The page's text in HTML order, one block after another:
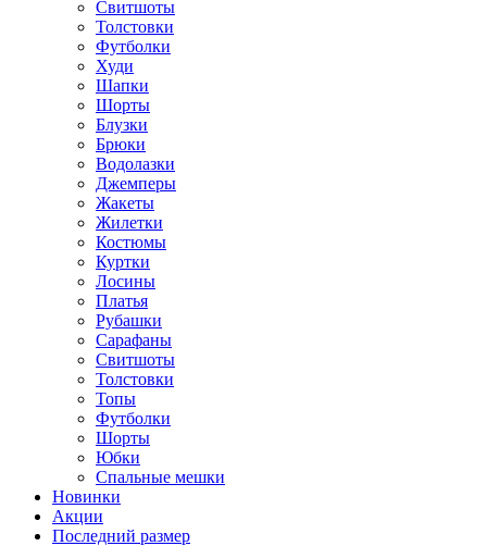
Свитшоты
Толстовки
Футболки
Худи
Шапки
Шорты
Блузки
Брюки
Водолазки
Джемперы
Жакеты
Жилетки
Костюмы
Куртки
Лосины
Платья
Рубашки
Сарафаны
Свитшоты
Толстовки
Топы
Футболки
Шорты
Юбки
Спальные мешки
Новинки
Акции
Последний размер